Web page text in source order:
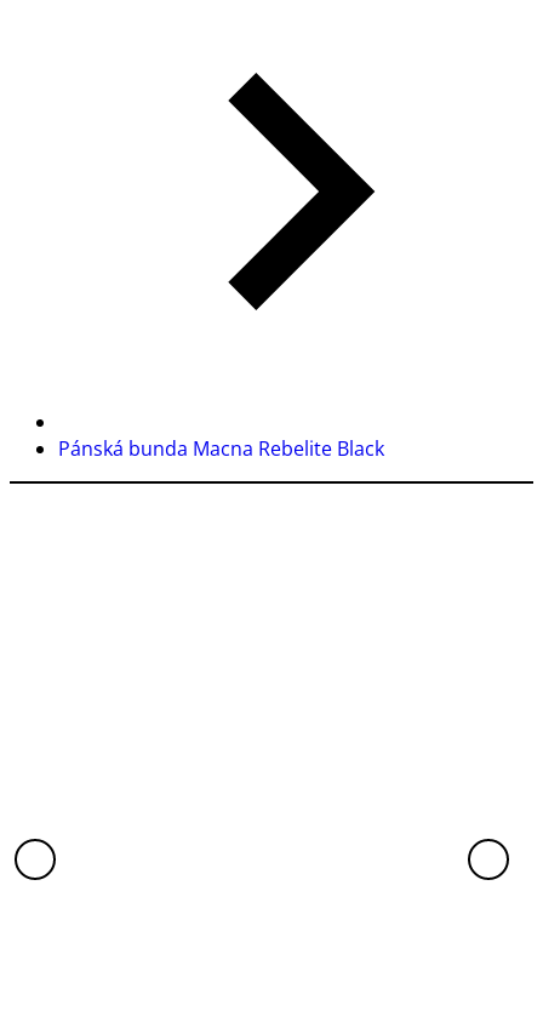
Pánská bunda Macna Rebelite Black